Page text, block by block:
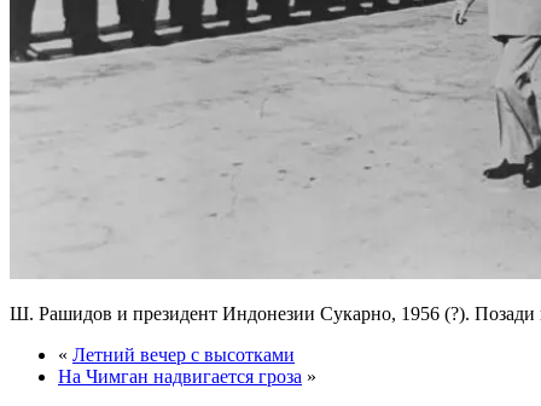
Ш. Рашидов и президент Индонезии Сукарно, 1956 (?).
« Летний вечер с высотками
На Чимган надвигается гроза »